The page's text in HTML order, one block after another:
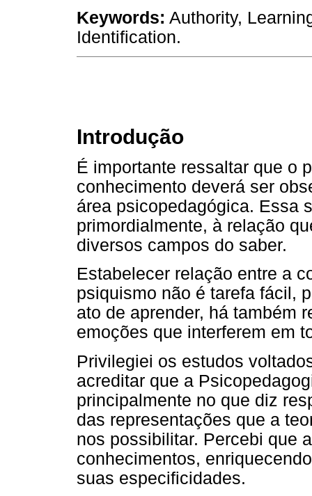
Keywords: Authority,
Identification.
Introdução
É importante ressaltar que o
conhecimento deverá ser
área psicopedagógica. Essa
primordialmente, à relação
diversos campos do saber.
Estabelecer relação entre a
psiquismo não é tarefa fácil,
ato de aprender, há também
emoções que interferem em
Privilegiei os estudos
acreditar que a
principalmente no que diz
das representações que a
nos possibilitar. Percebi que
conhecimentos,
suas especificidades.